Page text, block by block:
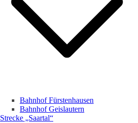
Bahnhof Fürstenhausen
Bahnhof Geislautern
Strecke „Saartal“